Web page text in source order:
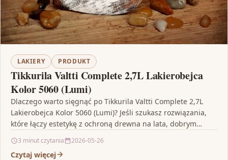
LAKIERY PRODUKT
Tikkurila Valtti Complete 2,7L Lakierobejca
Kolor 5060 (Lumi)
Dlaczego warto sięgnąć po Tikkurila Valtti Complete 2,7L
Lakierobejca Kolor 5060 (Lumi)? Jeśli szukasz rozwiązania,
które łączy estetykę z ochroną drewna na lata, dobrym…
3 minut czytania 2026-05-26
Czytaj więcej